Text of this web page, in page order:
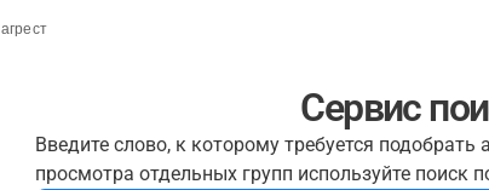
агрест
Сервис
Введите слово, к которому требуется
просмотра отдельных групп используйте поиск